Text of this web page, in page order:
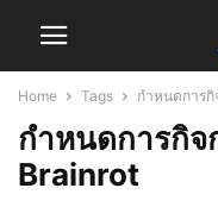
Home Tags กำหนดการกิ
กำหนดการกิจ
Brainrot